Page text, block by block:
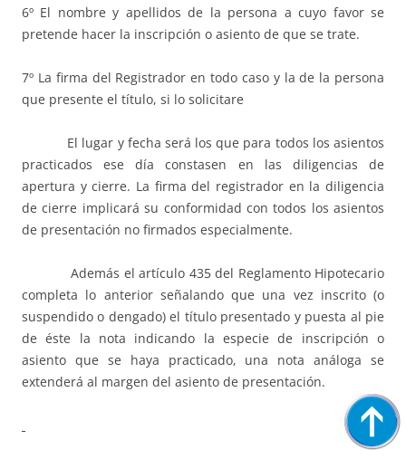
6º El nombre y apellidos de la persona a cuyo favor se
pretende hacer la inscripción o asiento de que se trate.
7º La firma del Registrador en todo caso y la de la persona
que presente el título, si lo solicitare
El lugar y fecha será los que para todos los asientos
practicados ese día constasen en las diligencias de
apertura y cierre. La firma del registrador en la diligencia
de cierre implicará su conformidad con todos los asientos
de presentación no firmados especialmente.
Además el artículo 435 del Reglamento Hipotecario
completa lo anterior señalando que una vez inscrito (o
suspendido o dengado) el título presentado y puesta al pie
de éste la nota indicando la especie de inscripción o
asiento que se haya practicado, una nota análoga se
extenderá al margen del asiento de presentación.